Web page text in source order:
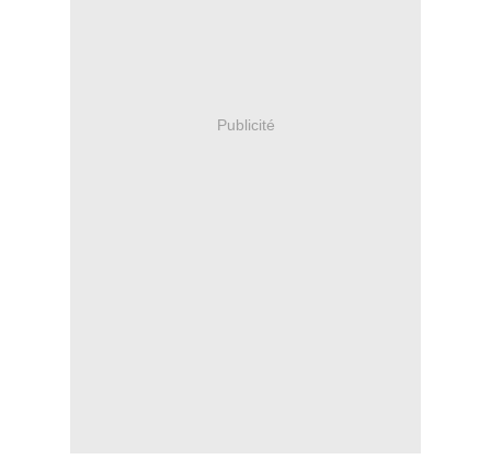
Publicité